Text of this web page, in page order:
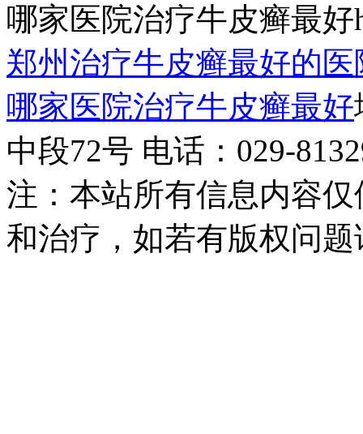
哪家医院治疗牛皮癣最好
郑州治疗牛皮癣最好的
哪家医院治疗牛皮癣最好
中段72号 电话：029-
注：本站所有信息内容
和治疗，如若有版权问